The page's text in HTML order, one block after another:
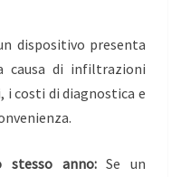
dispositivo presenta
causa di infiltrazioni
i costi di diagnostica e
anno:Se un